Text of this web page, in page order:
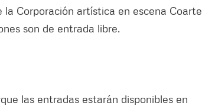
Corporación artística en escena Coarte
son de entrada libre.
las entradas estarán disponibles en